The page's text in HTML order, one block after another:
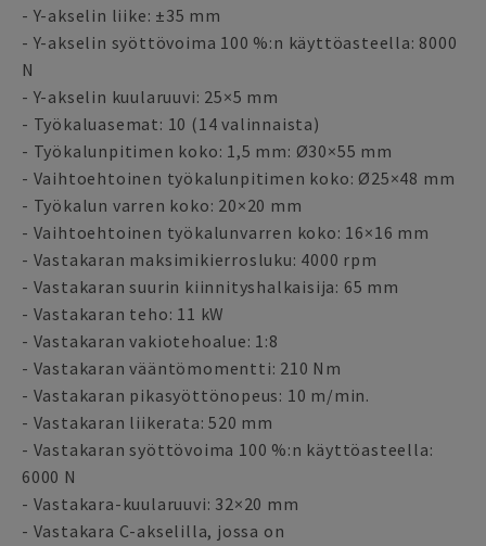
- Y-akselin liike: ±35 mm
- Y-akselin syöttövoima 100 %:n käyttöasteella: 8000
N
- Y-akselin kuularuuvi: 25×5 mm
- Työkaluasemat: 10 (14 valinnaista)
- Työkalunpitimen koko: 1,5 mm: Ø30×55 mm
- Vaihtoehtoinen työkalunpitimen koko: Ø25×48 mm
- Työkalun varren koko: 20×20 mm
- Vaihtoehtoinen työkalunvarren koko: 16×16 mm
- Vastakaran maksimikierrosluku: 4000 rpm
- Vastakaran suurin kiinnityshalkaisija: 65 mm
- Vastakaran teho: 11 kW
- Vastakaran vakiotehoalue: 1:8
- Vastakaran vääntömomentti: 210 Nm
- Vastakaran pikasyöttönopeus: 10 m/min.
- Vastakaran liikerata: 520 mm
- Vastakaran syöttövoima 100 %:n käyttöasteella:
6000 N
- Vastakara-kuularuuvi: 32×20 mm
- Vastakara C-akselilla, jossa on